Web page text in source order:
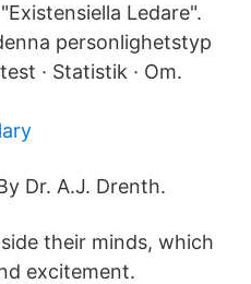
Ledare".
personlighetstyp
· Statistik · Om.
Dr. A.J. Drenth.
their minds, which
excitement.